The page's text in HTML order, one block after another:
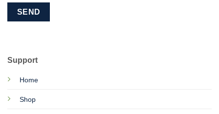
Support
Home
Shop